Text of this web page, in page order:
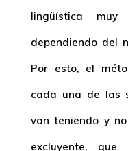
lingüística muy
dependiendo del
Por esto, el
cada una de las
van teniendo y
excluyente,